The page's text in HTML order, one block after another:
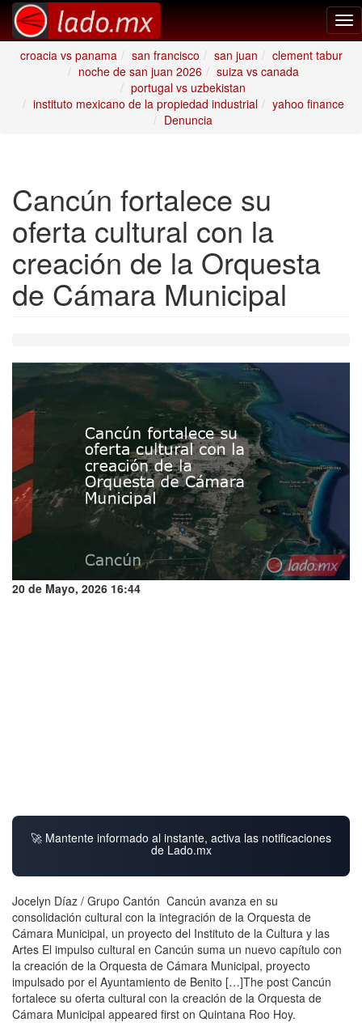
croacia vs panama
san francisco san juan
clement tabur
noche de san juan 2026
suiza vs canada
portugal vs uzbekistan
instituto mexicano de la propiedad industrial
yahoo finance
Denuncia
Cancún fortalece su
oferta cultural con la
creación de la Orquesta
de Cámara Municipal
20 de Mayo, 2026 16:44
🚀 Mantente informado al instante, activa las notificaciones
de Lado.mx
Jocelyn Díaz / Grupo Cantón Cancún avanza en su
consolidación cultural con la integración de la Orquesta de
Cámara Municipal, un proyecto del Instituto de la Cultura y las
Artes El impulso cultural en Cancún suma un nuevo capítulo con
la creación de la Orquesta de Cámara Municipal, proyecto
impulsado por el Ayuntamiento de Benito […]The post Cancún
fortalece su oferta cultural con la creación de la Orquesta de
Cámara Municipal appeared first on Quintana Roo Hoy.